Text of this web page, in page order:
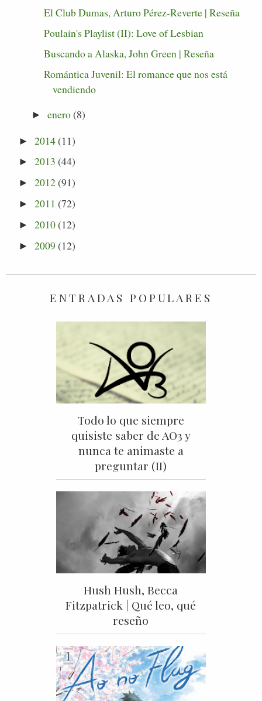
El Club Dumas, Arturo Pérez-Reverte | Reseña
Poulain's Playlist (II): Love of Lesbian
Buscando a Alaska, John Green | Reseña
Romántica Juvenil: El romance que nos está
vendiendo
► enero(8)
►2014(11)
►2013 (44)
►2012(91)
►2011 (72)
►2010(12)
►2009 (12)
ENTRADAS POPULARES
Todo lo que siempre
quisiste saber de AO3 y
nunca te animaste a
preguntar (II)
Hush Hush, Becca
Fitzpatrick | Qué leo, qué
reseño